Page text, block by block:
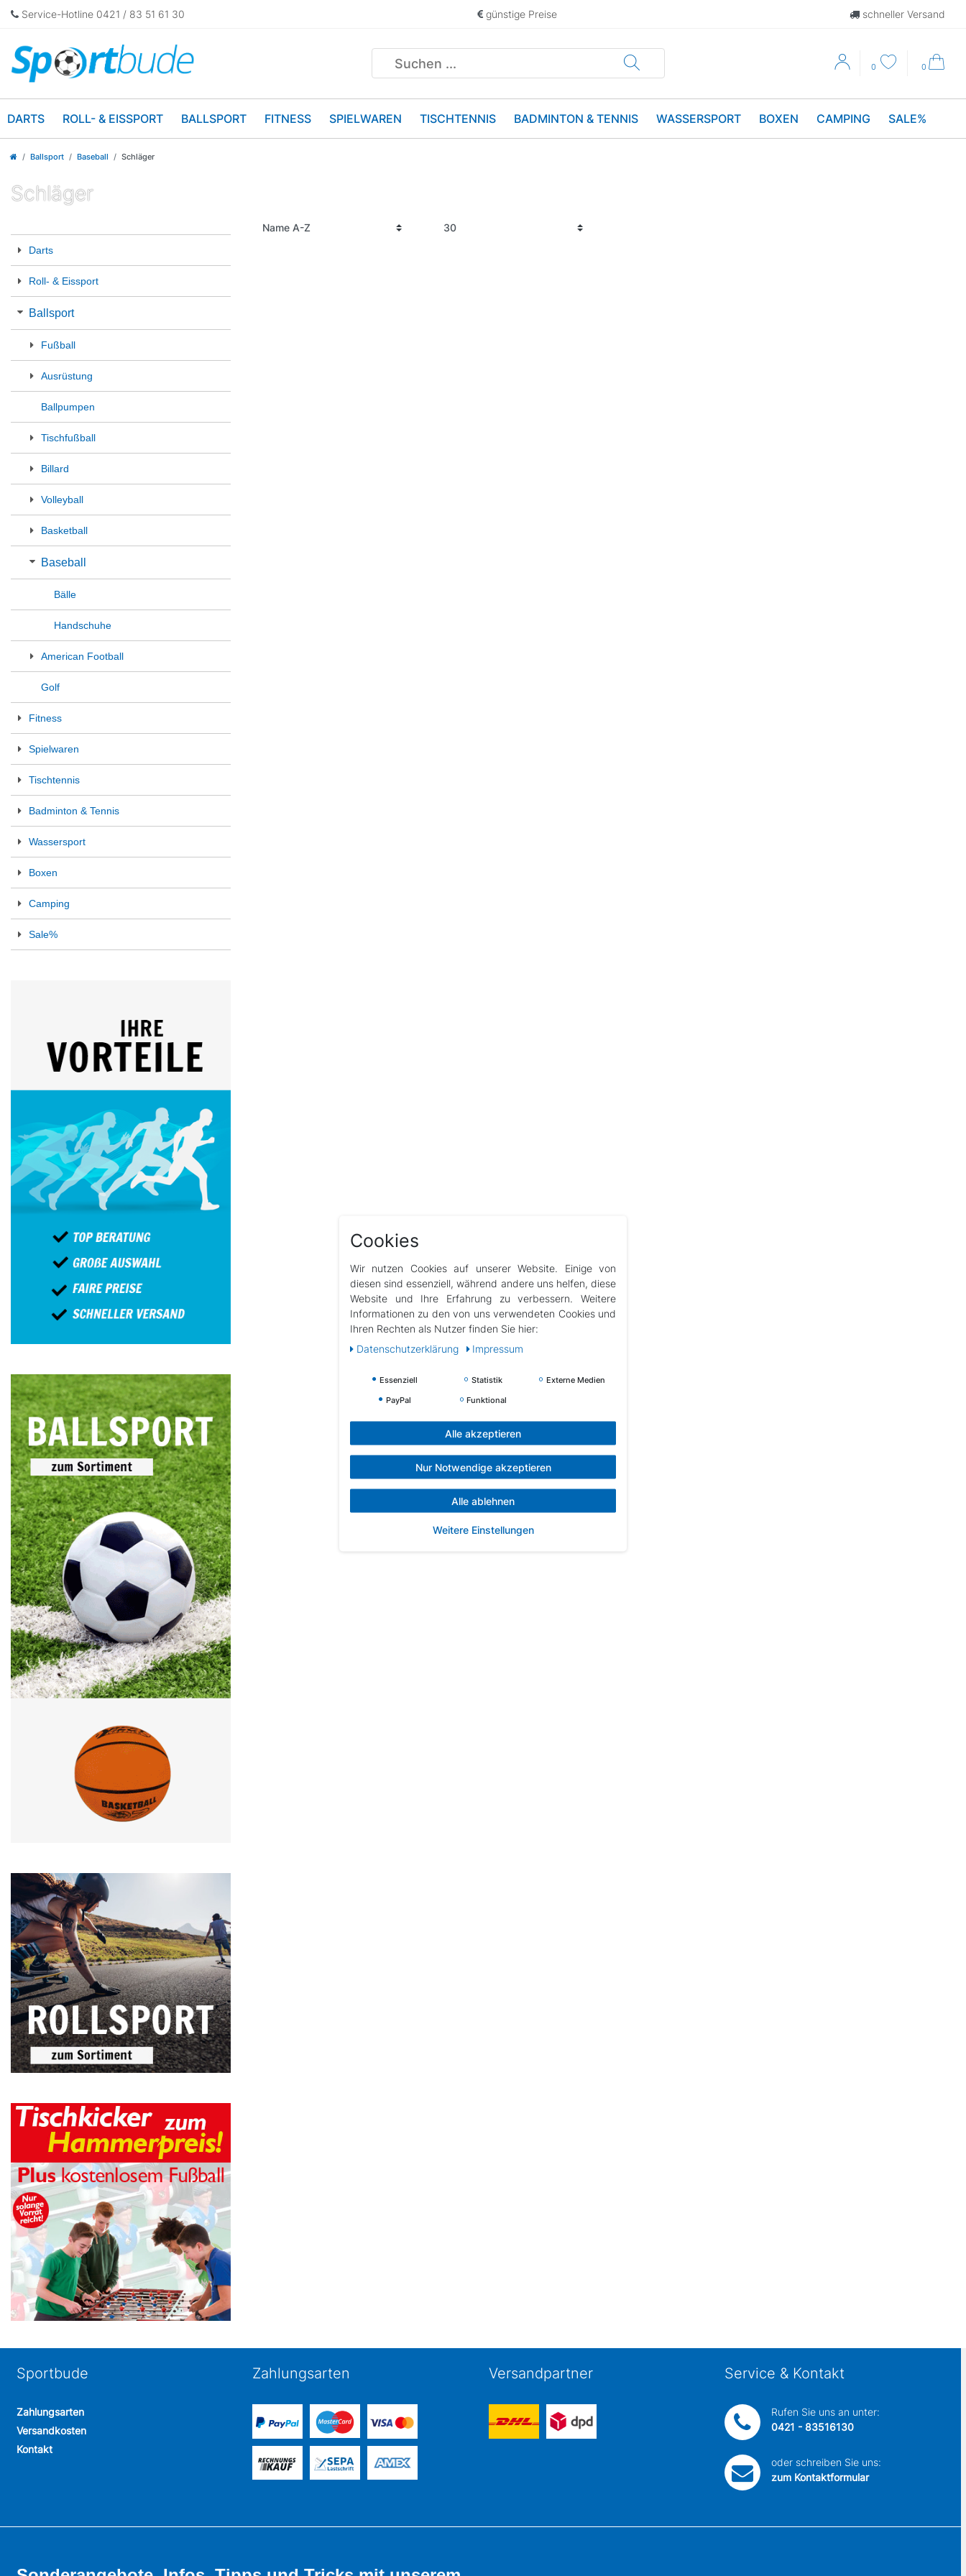
Service-Hotline 0421 / 83 51 61 30 günstige Preise schneller Versand
0 0
DARTS ROLL- & EISSPORT BALLSPORT FITNESS SPIELWAREN TISCHTENNIS BADMINTON & TENNIS WASSERSPORT BOXEN CAMPING SALE%
Ballsport Baseball Schläger
Schläger
Darts
Roll- & Eissport
Ballsport
Fußball
Ausrüstung
Ballpumpen
Tischfußball
Billard
Volleyball
Basketball
Baseball
Bälle
Handschuhe
American Football
Golf
Fitness
Spielwaren
Tischtennis
Badminton & Tennis
Wassersport
Boxen
Camping
Sale%
Sportbude
Zahlungsarten
Versandkosten
Kontakt
Zahlungsarten Versandpartner Service & Kontakt
Rufen Sie uns an unter:
0421 - 83516130
oder schreiben Sie uns:
zum Kontaktformular
Cookies
Wir nutzen Cookies auf unserer Website. Einige von
diesen sind essenziell, während andere uns helfen, diese
Website und Ihre Erfahrung zu verbessern. Weitere
Informationen zu den von uns verwendeten Cookies und
Ihren Rechten als Nutzer finden Sie hier:
Daten­schutz­erklärung
Impressum
Essenziell Statistik
Externe Medien
PayPal
Funktional
Alle akzeptieren
Nur Notwendige akzeptieren
Alle ablehnen
Weitere Einstellungen